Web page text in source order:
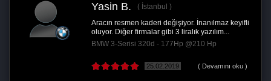
Yasin B.
İstanbul
Aracın resmen kaderi değişiyor. İnanılmaz keyifli
oluyor. Diğer firmalar gibi 3 liralık yazılım...
BMW 3-Serisi 320d - 177Hp @210 Hp
25.02.2019 ( Devamını oku )